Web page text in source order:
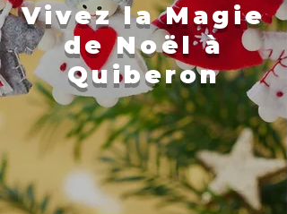
Vivez la Magie
de Noël à
Quiberon